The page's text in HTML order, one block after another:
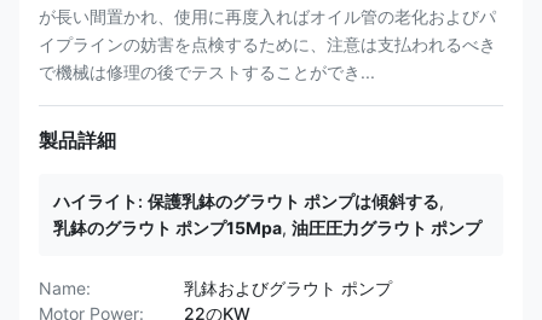
が長い間置かれ、使用に再度入ればオイル管の老化およびパ
イプラインの妨害を点検するために、注意は支払われるべき
で機械は修理の後でテストすることができ...
製品詳細
ハイライト: 保護乳鉢のグラウト ポンプは傾斜する,
乳鉢のグラウト ポンプ15Mpa, 油圧圧力グラウト ポンプ
Name:
乳鉢およびグラウト ポンプ
Motor Power:
22のKW